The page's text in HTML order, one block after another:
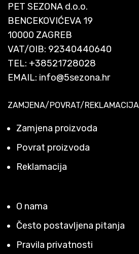
PET SEZONA d.o.o.
BENCEKOVIĆEVA 19
10000 ZAGREB
VAT/OIB: 92340440640
TEL: +38521728028
EMAIL: info@5sezona.hr
ZAMJENA/POVRAT/REKLAMACIJA
Zamjena proizvoda
Povrat proizvoda
Reklamacija
O nama
Često postavljena pitanja
Pravila privatnosti